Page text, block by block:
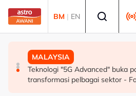
Skip to main content
BM | EN
MALAYSIA
Berita tempatan pilihan
MALAYSIA
Teknologi "5G Advanced" buka
transformasi pelbagai sektor -
SUKAN
Mohamed Salah sertai
semusim